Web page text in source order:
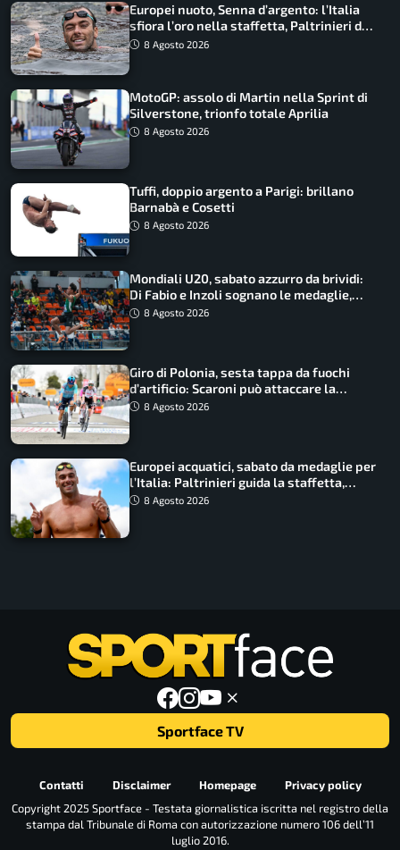
Europei nuoto, Senna d’argento: l’Italia
sfiora l’oro nella staffetta, Paltrinieri da
urlo, il bilancio azzurro
8 Agosto 2026
MotoGP: assolo di Martin nella Sprint di
Silverstone, trionfo totale Aprilia
8 Agosto 2026
Tuffi, doppio argento a Parigi: brillano
Barnabà e Cosetti
8 Agosto 2026
Mondiali U20, sabato azzurro da brividi:
Di Fabio e Inzoli sognano le medaglie,
Castellani e Succo in finale
8 Agosto 2026
Giro di Polonia, sesta tappa da fuochi
d’artificio: Scaroni può attaccare la
maglia di Lemmen
8 Agosto 2026
Europei acquatici, sabato da medaglie per
l’Italia: Paltrinieri guida la staffetta,
Barnabà sogna l’oro dalle grandi altezze
8 Agosto 2026
Sportface TV
Contatti Disclaimer Homepage
Privacy policy
Copyright 2025 Sportface - Testata giornalistica iscritta nel registro della
stampa dal Tribunale di Roma con autorizzazione numero 106 dell’11
luglio 2016.